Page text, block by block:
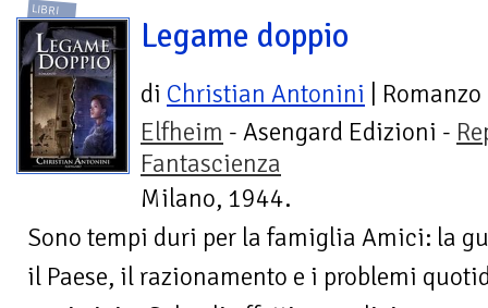
LIBRI
Legame doppio
di Christian Antonini | Romanzo
Elfheim - Asengard Edizioni -
Fantascienza
Milano, 1944.
Sono tempi duri per la famiglia Amici: la
il Paese, il razionamento e i problemi